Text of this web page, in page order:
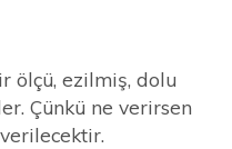
ölçü, ezilmiş, dolu
Çünkü ne verirsen